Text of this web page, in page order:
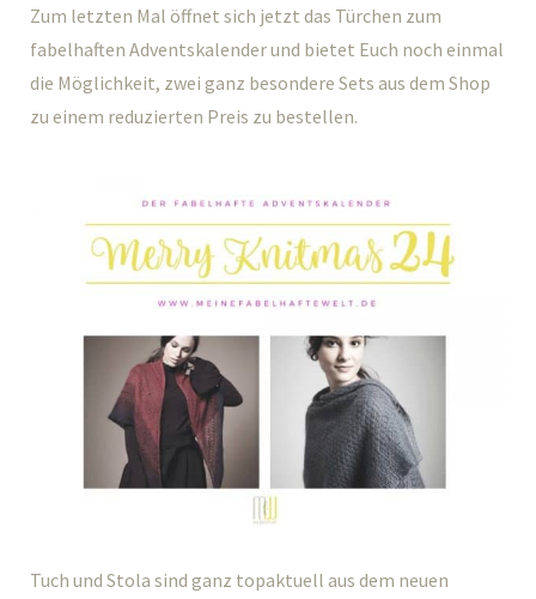
Zum letzten Mal öffnet sich jetzt das Türchen zum
fabelhaften Adventskalender und bietet Euch noch einmal
die Möglichkeit, zwei ganz besondere Sets aus dem Shop
zu einem reduzierten Preis zu bestellen.
Tuch und Stola sind ganz topaktuell aus dem neuen